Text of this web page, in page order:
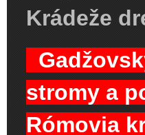
Krádeže
stromy a
Rómovia